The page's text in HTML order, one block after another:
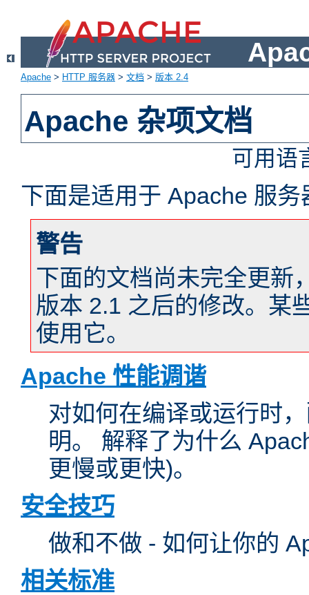
Apache > HTTP 服务器 > 文档 > 版本 2.4
Apache 杂项文档
可用语
下面是适用于 Apache 服
警告
下面的文档尚未完全更新
版本 2.1 之后的修改。某
使用它。
Apache 性能调谐
对如何在编译或运行时
明。 解释了为什么
更慢或更快)。
安全技巧
做和不做 - 如何让你的
相关标准